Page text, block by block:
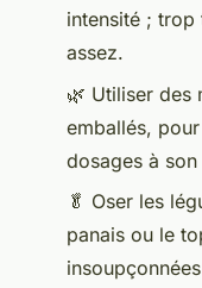
intensité ; trop
assez.
🌿 Utiliser des
emballés,
dosages à
🥬 Oser les
panais ou le